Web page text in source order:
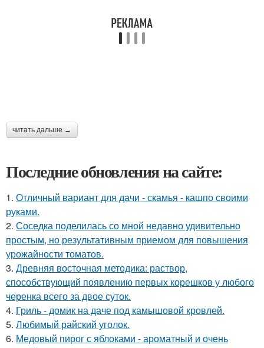
читать дальше →
Последние обновления на сайте:
1. Отличный вариант для дачи - скамья - кашпо своими
руками.
2. Соседка поделилась со мной недавно удивительно
простым, но результативным приемом для повышения
урожайности томатов.
3. Древняя восточная методика: раствор,
способствующий появлению первых корешков у любого
черенка всего за двое суток.
4. Гриль - домик на даче под камышовой кровлей.
5. Любимый райский уголок.
6. Медовый пирог с яблоками - ароматный и очень